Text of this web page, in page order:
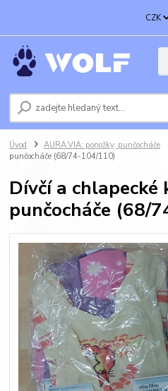
CZK
Úvod AURA.VIA: ponožky, punčocháče
punčocháče (68/74-104/110)
Dívčí a chlapecké
punčocháče (68/